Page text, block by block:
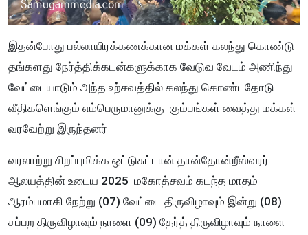
இதன்போது பல்லாயிரக்கணக்கான மக்கள் கலந்து கொண்டு
தங்களது நேர்த்திக்கடன்களுக்காக வேடுவ வேடம் அணிந்து
வேட்டையாடும் அந்த உற்சவத்தில் கலந்து கொண்டதோடு
வீதிகளெங்கும் எம்பெருமானுக்கு கும்பங்கள் வைத்து மக்கள்
வரவேற்று இருந்தனர்
வரலாற்று சிறப்புமிக்க ஒட்டுசுட்டான் தான்தோன்றீஸ்வரர்
ஆலயத்தின் உடைய 2025 மகோத்சவம் கடந்த மாதம்
ஆரம்பமாகி நேற்று (07) வேட்டை திருவிழாவும் இன்று (08)
சப்பற திருவிழாவும் நாளை (09) தேர்த் திருவிழாவும் நாளை